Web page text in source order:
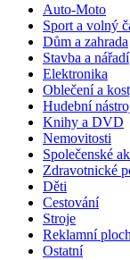
Auto-Moto
Sport a volný
Dům a zahrada
Stavba a nářadí
Elektronika
Oblečení a
Hudební
Knihy a DVD
Nemovitosti
Společenské
Zdravotnické
Děti
Cestování
Stroje
Reklamní
Ostatní